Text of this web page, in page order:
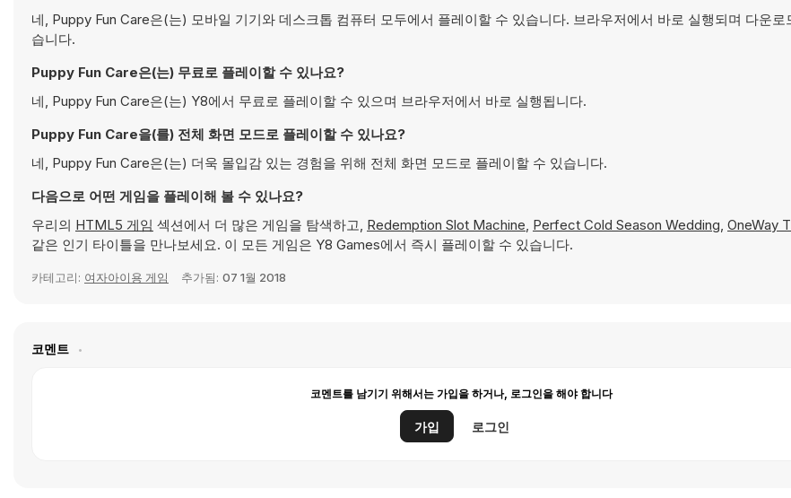
네, Puppy Fun Care은(는) 모바일 기기와 데스크톱 컴퓨터 모두에서 플레이할 수 있습니다. 브라우저에서 바로 실행되며 다운로
습니다.
Puppy Fun Care은(는) 무료로 플레이할 수 있나요?
네, Puppy Fun Care은(는) Y8에서 무료로 플레이할 수 있으며 브라우저에서 바로 실행됩니다.
Puppy Fun Care을(를) 전체 화면 모드로 플레이할 수 있나요?
네, Puppy Fun Care은(는) 더욱 몰입감 있는 경험을 위해 전체 화면 모드로 플레이할 수 있습니다.
다음으로 어떤 게임을 플레이해 볼 수 있나요?
우리의 HTML5 게임 섹션에서 더 많은 게임을 탐색하고, Redemption Slot Machine, Perfect Cold Season Wedding, OneWay
같은 인기 타이틀을 만나보세요. 이 모든 게임은 Y8 Games에서 즉시 플레이할 수 있습니다.
카테고리: 여자아이용 게임 추가됨: 07 1월 2018
코멘트
코멘트를 남기기 위해서는 가입을 하거나, 로그인을 해야 합니다
가입 로그인